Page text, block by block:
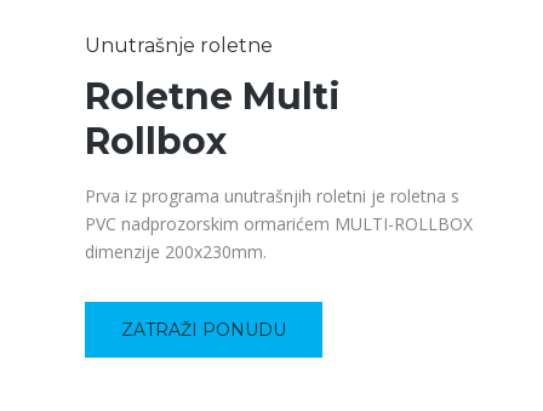
Unutrašnje roletne
Roletne Multi
Rollbox
Prva iz programa unutrašnjih roletni je roletna s
PVC nadprozorskim ormarićem MULTI-ROLLBOX
dimenzije 200x230mm.
ZATRAŽI PONUDU